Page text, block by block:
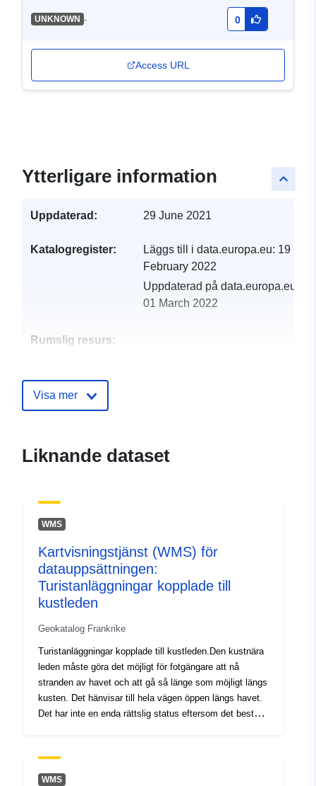
UNKNOWN - 0
Access URL
keyboard_arrow_up
Ytterligare information
Uppdaterad: 29 June 2021
Katalogregister: Läggs till i data.europa.eu: 19
February 2022
Uppdaterad på data.europa.eu:
01 March 2022
Rumslig resurs:
51649f3934f0
Typ:
Resurs:
http://inspire.ec.europa.eu/
codelist/ResourceType/services
Visa mer
Liknande dataset
WMS
Kartvisningstjänst (WMS) för
datauppsättningen:
Turistanläggningar kopplade till
kustleden
Geokatalog Frankrike
Turistanläggningar kopplade till kustleden.Den kustnära
leden måste göra det möjligt för fotgängare att nå
stranden av havet och att gå så länge som möjligt längs
kusten. Det hänvisar till hela vägen öppen längs havet.
Det har inte en enda rättslig status eftersom det består
sjöfartsområdet passerar spåret över statens eller lokala
myndigheters offentliga egendom eller privat egendom.
WMS